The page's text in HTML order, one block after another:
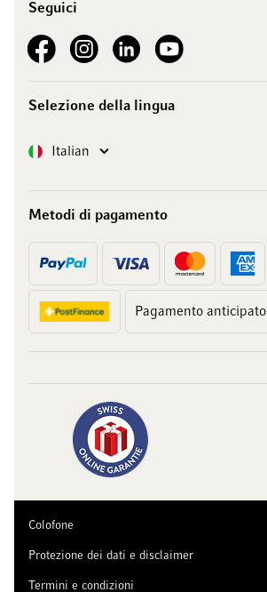
Seguici
See our FacebookSee our Instagram account
See our LinkedInSee our YouTube channel
Selezione della lingua
Lingua Italian
Metodi di pagamento
Pagamento anticipato
Colofone
Protezione dei dati e disclaimer
Termini e condizioni